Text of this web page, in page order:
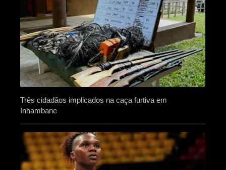
Três cidadãos implicados na caça furtiva em
Inhambane